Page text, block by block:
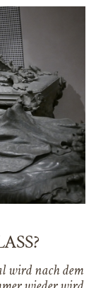
wird nach dem